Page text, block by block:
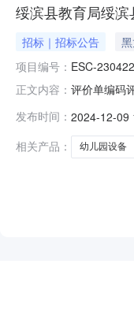
绥滨县教育局绥
招标｜招标公告
项目编号： ESC-
正文内容： 评价单编码
EAC-
发布时间： 2024-12-09
相关产品：
幼儿园设备